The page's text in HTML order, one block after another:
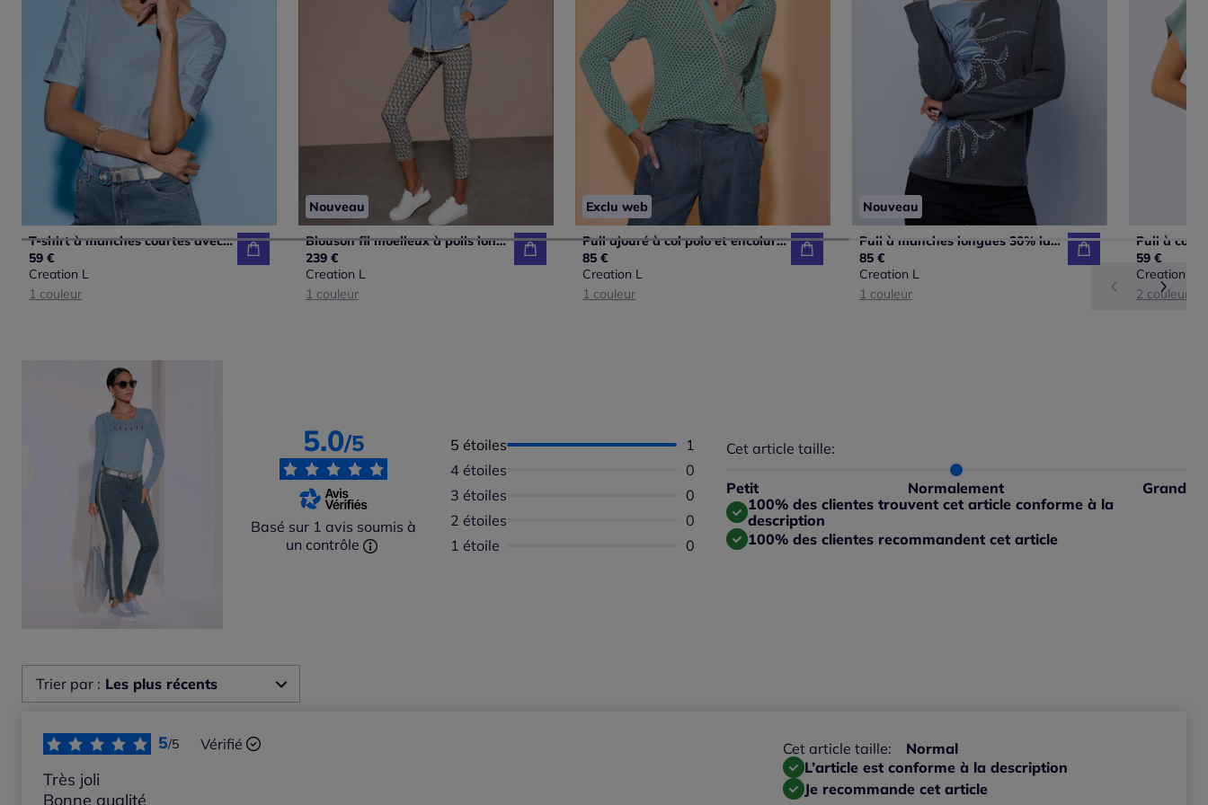
T-shirt à manches courtes avec empiècements en maille transparente
59 €
Creation L
1 couleur
Nouveau
Blouson fil moelleux à poils longs
239 €
Creation L
1 couleur
Exclu web
Pull ajouré à col polo et encolure en V
85 €
Creation L
1 couleur
Nouveau
Pull à manches longues 30% laine
85 €
Creation L
1 couleur
59 €
Creation L
2 couleurs
5.0/5
Basé sur 1 avis soumis à
un contrôle
5 étoiles Nombre d'avis :
1
4 étoiles
Aucun avis disponible
0
3 étoiles
Aucun avis disponible
0
2 étoiles
Aucun avis disponible
0
1 étoile
Aucun avis disponible
0
Cet article taille:
Petit Normalement Grand
Répartition du taillant selon les avis clients
Taille grand : 0%
100% des clientes trouvent cet article conforme à la
description
100% des clientes recommandent cet article
Trier par : Les plus récents
Les plus anciens
5/5 Vérifié
Très joli
Bonne qualité
Cet article taille:
Normal
L’article est conforme à la description
Je recommande cet article